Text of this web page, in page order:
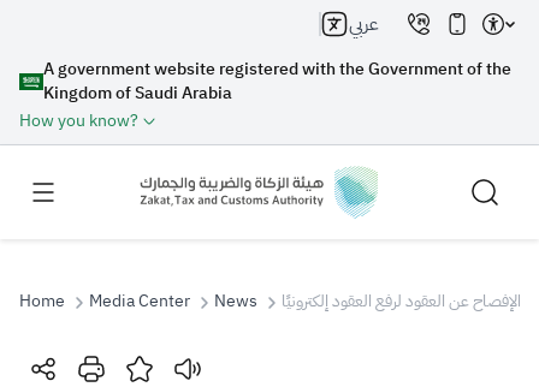
A government website registered with the Government of the
Kingdom of Saudi Arabia
How you know?
عربي
Search
Home Media Center News عن العقود لرفع العقود إلكترونيًا